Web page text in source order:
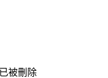
被刪除